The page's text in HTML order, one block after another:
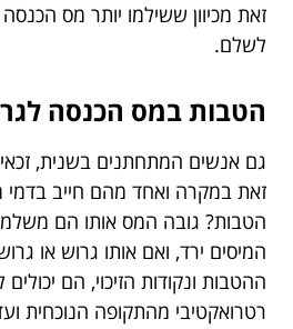
זאת מכיוון ששילמו יותר מס
לשלם.
הטבות במס הכנסה
גם אנשים המתחתנים בשנית,
זאת במקרה ואחד מהם חייב בדמי
הטבות? גובה המס אותו הם
המיסים ירד, ואם אותו גרוש או
ההטבות ונקודות הזיכוי, הם
רטרואקטיבי מהתקופה הנוכחית